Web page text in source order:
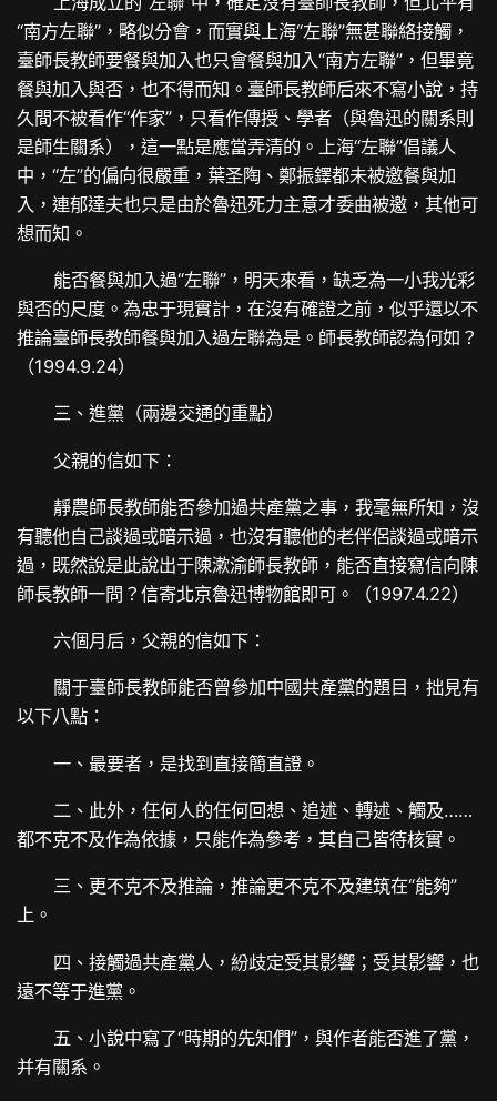
“南方左聯”，略似分會，而實與上海“左聯”無甚聯絡接觸，
臺師長教師要餐與加入也只會餐與加入“南方左聯”，但畢竟
餐與加入與否，也不得而知。臺師長教師后來不寫小說，持
久間不被看作“作家”，只看作傳授、學者（與魯迅的關系則
是師生關系），這一點是應當弄清的。上海“左聯”倡議人
中，“左”的偏向很嚴重，葉圣陶、鄭振鐸都未被邀餐與加
入，連郁達夫也只是由於魯迅死力主意才委曲被邀，其他可
想而知。
能否餐與加入過“左聯”，明天來看，缺乏為一小我光彩
與否的尺度。為忠于現實計，在沒有確證之前，似乎還以不
推論臺師長教師餐與加入過左聯為是。師長教師認為何如？
（1994.9.24）
三、進黨（兩邊交通的重點）
父親的信如下：
靜農師長教師能否參加過共產黨之事，我毫無所知，沒
有聽他自己談過或暗示過，也沒有聽他的老伴侶談過或暗示
過，既然說是此說出于陳漱渝師長教師，能否直接寫信向陳
師長教師一問？信寄北京魯迅博物館即可。（1997.4.22）
六個月后，父親的信如下：
關于臺師長教師能否曾參加中國共產黨的題目，拙見有
以下八點：
一、最要者，是找到直接簡直證。
二、此外，任何人的任何回想、追述、轉述、觸及……
都不克不及作為依據，只能作為參考，其自己皆待核實。
三、更不克不及推論，推論更不克不及建筑在“能夠”
上。
四、接觸過共產黨人，紛歧定受其影響；受其影響，也
遠不等于進黨。
五、小說中寫了“時期的先知們”，與作者能否進了黨，
并有關系。